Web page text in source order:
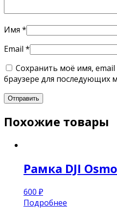
Имя *
Email *
Сохранить моё имя, email
браузере для последующих
Похожие товары
Рамка DJI
600 ₽
Подробнее